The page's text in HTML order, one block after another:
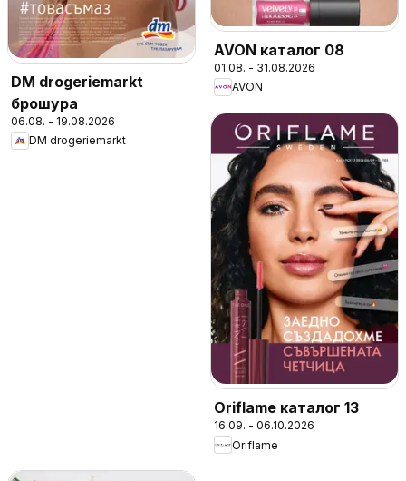
DM drogeriemarkt
брошура
06.08. - 19.08.2026
DM drogeriemarkt
AVON каталог 08
01.08. - 31.08.2026
AVON
Oriflame каталог 13
16.09. - 06.10.2026
Oriflame